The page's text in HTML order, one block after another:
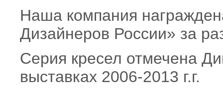
Наша компания
Дизайнеров России» за
Серия кресел отмечена
выставках 2006-2013 г.г.